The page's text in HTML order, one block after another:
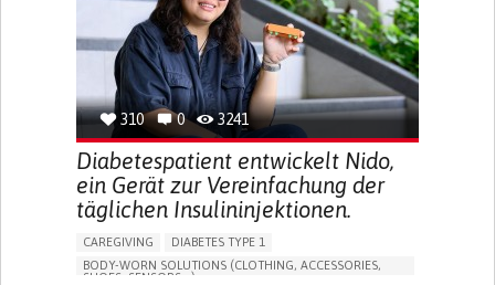
GENERAL AND FAMILY MEDICINE
NEUROLOGY
FRANCE
310 0 3241
Diabetespatient entwickelt Nido,
ein Gerät zur Vereinfachung der
täglichen Insulininjektionen.
CAREGIVING
DIABETES TYPE 1
BODY-WORN SOLUTIONS (CLOTHING, ACCESSORIES,
SHOES, SENSORS...)